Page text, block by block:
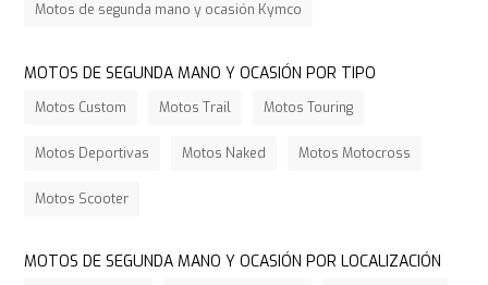
Motos de segunda mano y ocasión Kymco
MOTOS DE SEGUNDA MANO Y OCASIÓN POR TIPO
Motos Custom Motos Trail Motos Touring
Motos Deportivas Motos Naked Motos Motocross
Motos Scooter
MOTOS DE SEGUNDA MANO Y OCASIÓN POR LOCALIZACIÓN